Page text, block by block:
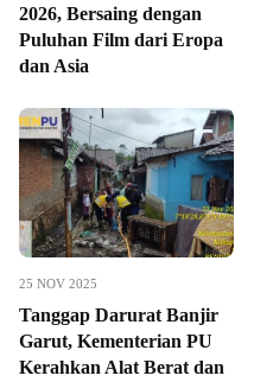
2026, Bersaing dengan
Puluhan Film dari Eropa
dan Asia
25 NOV 2025
Tanggap Darurat Banjir
Garut, Kementerian PU
Kerahkan Alat Berat dan